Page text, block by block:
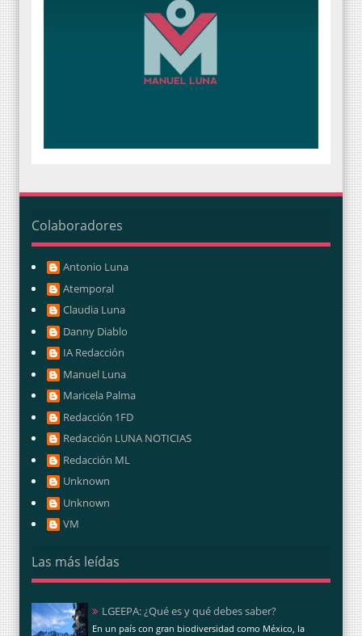
Colaboradores
Antonio Luna
Atemporal
Claudia Luna
Danny Diablo
IA Redacción
Manuel Luna
Maricela Palma
Redacción 1FD
Redacción LUNA NOTICIAS
Redacción ML
Unknown
Unknown
VM
Las más leídas
LGEEPA: ¿Qué es y qué debes saber?
En un país con gran biodiversidad como México, la